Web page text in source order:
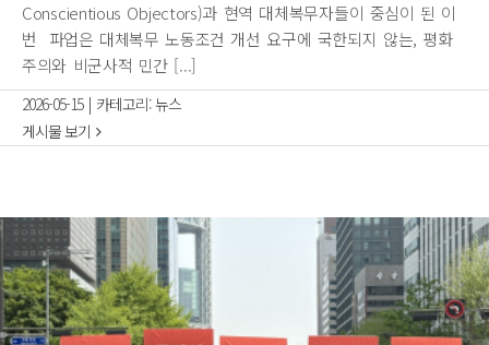
Conscientious Objectors)과 현역 대체복무자들이 중심이 된 이
번 파업은 대체복무 노동조건 개선 요구에 국한되지 않는, 평화
주의와 비군사적 민간 [...]
2026-05-15 | 카테고리:뉴스
게시물 보기